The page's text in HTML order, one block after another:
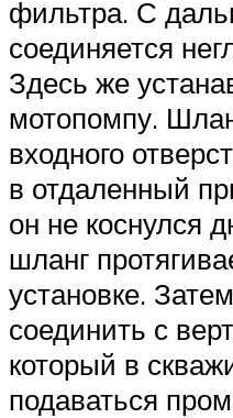
фильтра. С
соединяется
Здесь же
мотопомпу.
входного
в отдаленный
он не коснулся
шланг
установке.
соединить с
который в
подаваться